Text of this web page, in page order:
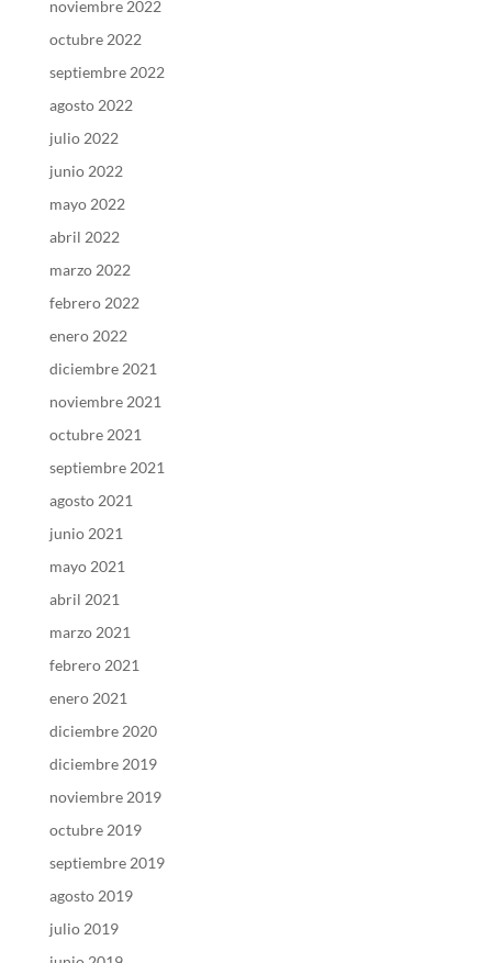
noviembre 2022
octubre 2022
septiembre 2022
agosto 2022
julio 2022
junio 2022
mayo 2022
abril 2022
marzo 2022
febrero 2022
enero 2022
diciembre 2021
noviembre 2021
octubre 2021
septiembre 2021
agosto 2021
junio 2021
mayo 2021
abril 2021
marzo 2021
febrero 2021
enero 2021
diciembre 2020
diciembre 2019
noviembre 2019
octubre 2019
septiembre 2019
agosto 2019
julio 2019